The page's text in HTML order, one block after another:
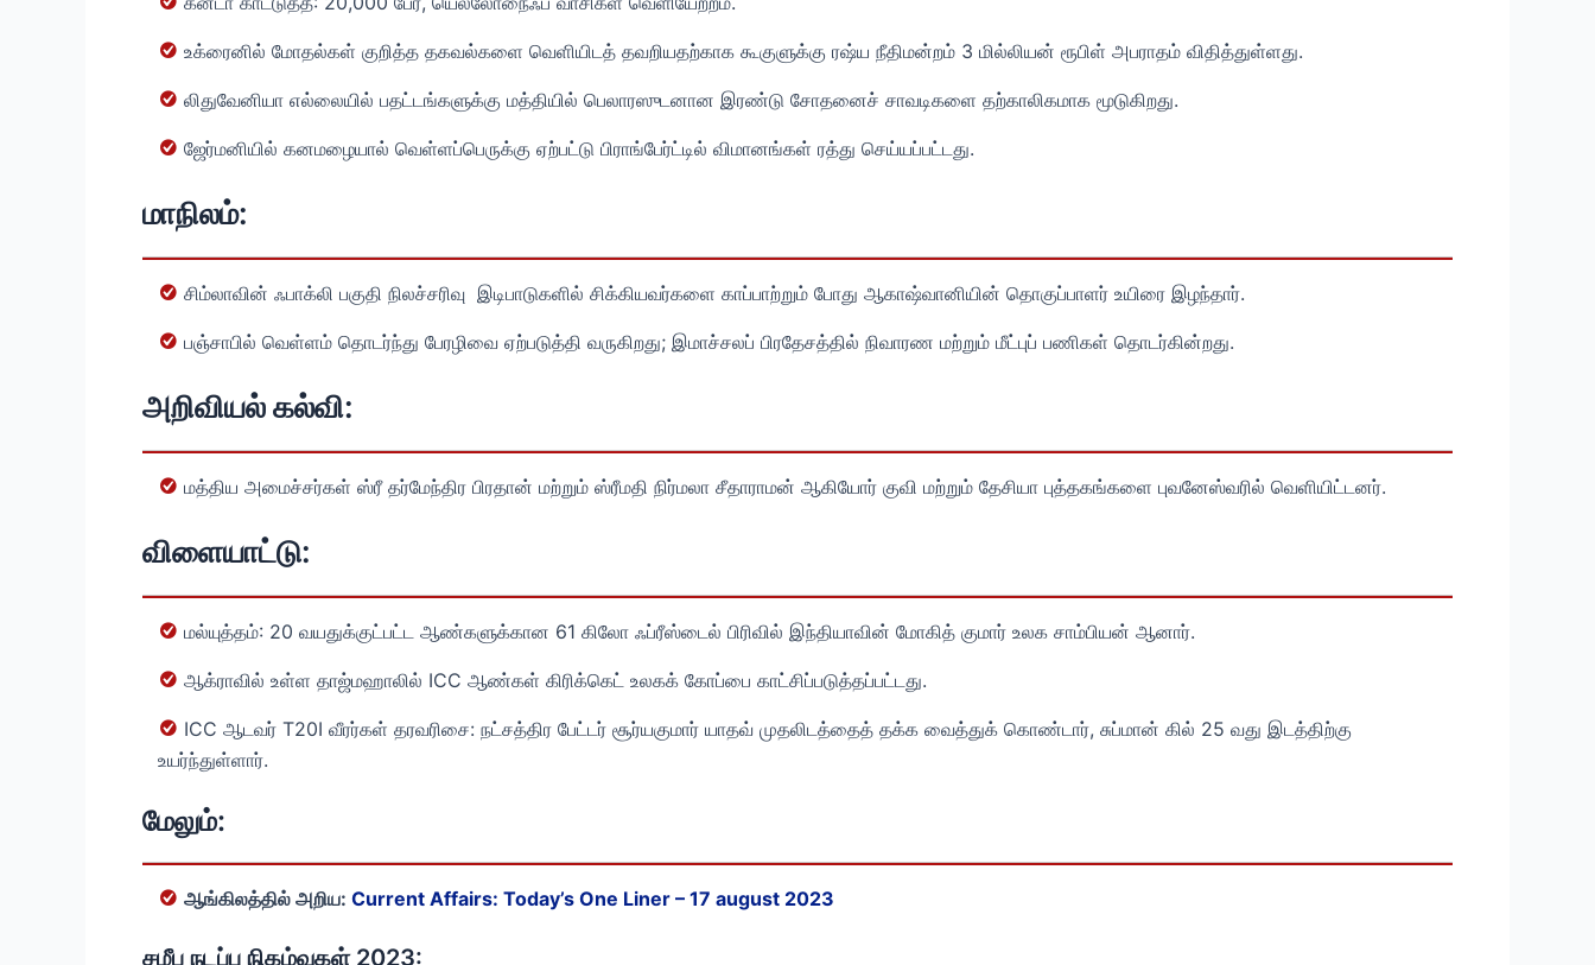
உக்ரைனில் மோதல்கள் குறித்த தகவல்களை வெளியிடத் தவறியதற்காக கூகுளுக்கு ரஷ்ய நீதிமன்றம் 3 மில்லியன் ரூபிள் அபராதம் விதித்துள்ளது.
லிதுவேனியா எல்லையில் பதட்டங்களுக்கு மத்தியில் பெலாரஸுடனான இரண்டு சோதனைச் சாவடிகளை தற்காலிகமாக மூடுகிறது.
ஜேர்மனியில் கனமழையால் வெள்ளப்பெருக்கு ஏற்பட்டு பிராங்பேர்ட்டில் விமானங்கள் ரத்து செய்யப்பட்டது.
மாநிலம்:
சிம்லாவின் ஃபாக்லி பகுதி நிலச்சரிவு இடிபாடுகளில் சிக்கியவர்களை காப்பாற்றும் போது ஆகாஷ்வானியின் தொகுப்பாளர் உயிரை இழந்தார்.
பஞ்சாபில் வெள்ளம் தொடர்ந்து பேரழிவை ஏற்படுத்தி வருகிறது; இமாச்சலப் பிரதேசத்தில் நிவாரண மற்றும் மீட்புப் பணிகள் தொடர்கின்றது.
அறிவியல் கல்வி:
மத்திய அமைச்சர்கள் ஸ்ரீ தர்மேந்திர பிரதான் மற்றும் ஸ்ரீமதி நிர்மலா சீதாராமன் ஆகியோர் குவி மற்றும் தேசியா புத்தகங்களை புவனேஸ்வரில் வெளியிட்டனர்.
விளையாட்டு:
மல்யுத்தம்: 20 வயதுக்குட்பட்ட ஆண்களுக்கான 61 கிலோ ஃப்ரீஸ்டைல் பிரிவில் இந்தியாவின் மோகித் குமார் உலக சாம்பியன் ஆனார்.
ஆக்ராவில் உள்ள தாஜ்மஹாலில் ICC ஆண்கள் கிரிக்கெட் உலகக் கோப்பை காட்சிப்படுத்தப்பட்டது.
ICC ஆடவர் T20I வீரர்கள் தரவரிசை: நட்சத்திர பேட்டர் சூர்யகுமார் யாதவ் முதலிடத்தைத் தக்க வைத்துக் கொண்டார், சுப்மான் கில் 25 வது இடத்திற்கு
உயர்ந்துள்ளார்.
மேலும்:
ஆங்கிலத்தில் அறிய: Current Affairs: Today’s One Liner – 17 august 2023
சமீப நடப்பு நிகழ்வுகள் 2023: